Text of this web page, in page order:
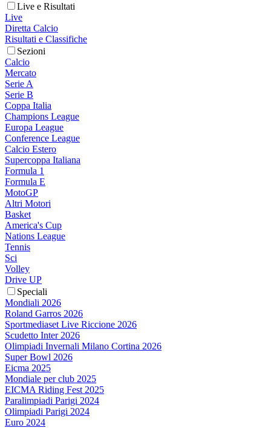
Live e Risultati
Live
Diretta Calcio
Risultati e Classifiche
Sezioni
Calcio
Mercato
Serie A
Serie B
Coppa Italia
Champions League
Europa League
Conference League
Calcio Estero
Supercoppa Italiana
Formula 1
Formula E
MotoGP
Altri Motori
Basket
America's Cup
Nations League
Tennis
Sci
Volley
Drive UP
Speciali
Mondiali 2026
Roland Garros 2026
Sportmediaset Live Riccione 2026
Scudetto Inter 2026
Olimpiadi Invernali Milano Cortina 2026
Super Bowl 2026
Eicma 2025
Mondiale per club 2025
EICMA Riding Fest 2025
Paralimpiadi Parigi 2024
Olimpiadi Parigi 2024
Euro 2024